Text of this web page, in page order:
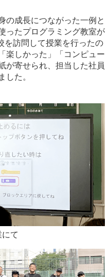
の成長につながった一例と
ったプログラミング教室が
を訪問して授業を行ったの
楽しかった」「コンピュー
が寄せられ、担当した社員
した。
て